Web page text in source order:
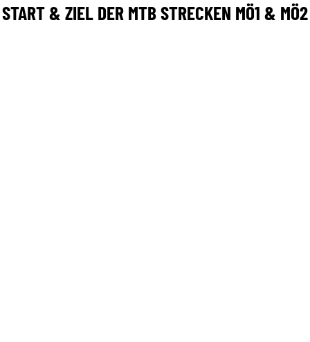
START & ZIEL DER MTB STRECKEN MÖ1 & MÖ2